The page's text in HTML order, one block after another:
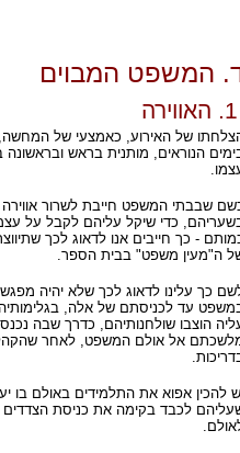
המשפט המבוים
של האירוע, כאמצעי של המחשה,
הנוראים, מותנית בראש ובראשונה
שבבתי המשפט חייבת לשרור
כדי שיקל עליהם לקבל על
- כך חייבים אנו לדאוג לכך
ה"מעין משפט" בבית הספר.
כך עלינו לדאוג לכך שלא יהיה
עד לכניסתם של אלה,
הוצבו שולחנותיהם, כדרך שבה
אל אולם המשפט, לאחר שהקהל
להכין אפוא את התלמידים באולם בו
לכבד בקימה את כניסת הצדדים